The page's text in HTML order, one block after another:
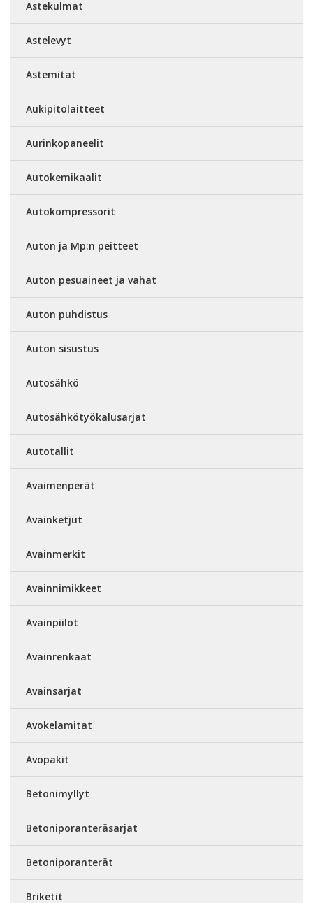
Astekulmat
Astelevyt
Astemitat
Aukipitolaitteet
Aurinkopaneelit
Autokemikaalit
Autokompressorit
Auton ja Mp:n peitteet
Auton pesuaineet ja vahat
Auton puhdistus
Auton sisustus
Autosähkö
Autosähkötyökalusarjat
Autotallit
Avaimenperät
Avainketjut
Avainmerkit
Avainnimikkeet
Avainpiilot
Avainrenkaat
Avainsarjat
Avokelamitat
Avopakit
Betonimyllyt
Betoniporanteräsarjat
Betoniporanterät
Briketit